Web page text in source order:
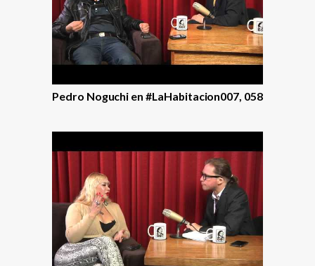
Pedro Noguchi en #LaHabitacion007, 058